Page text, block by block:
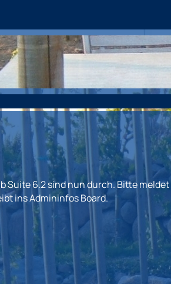
6.2 sind nun durch. Bitte
ins Admininfos Board.